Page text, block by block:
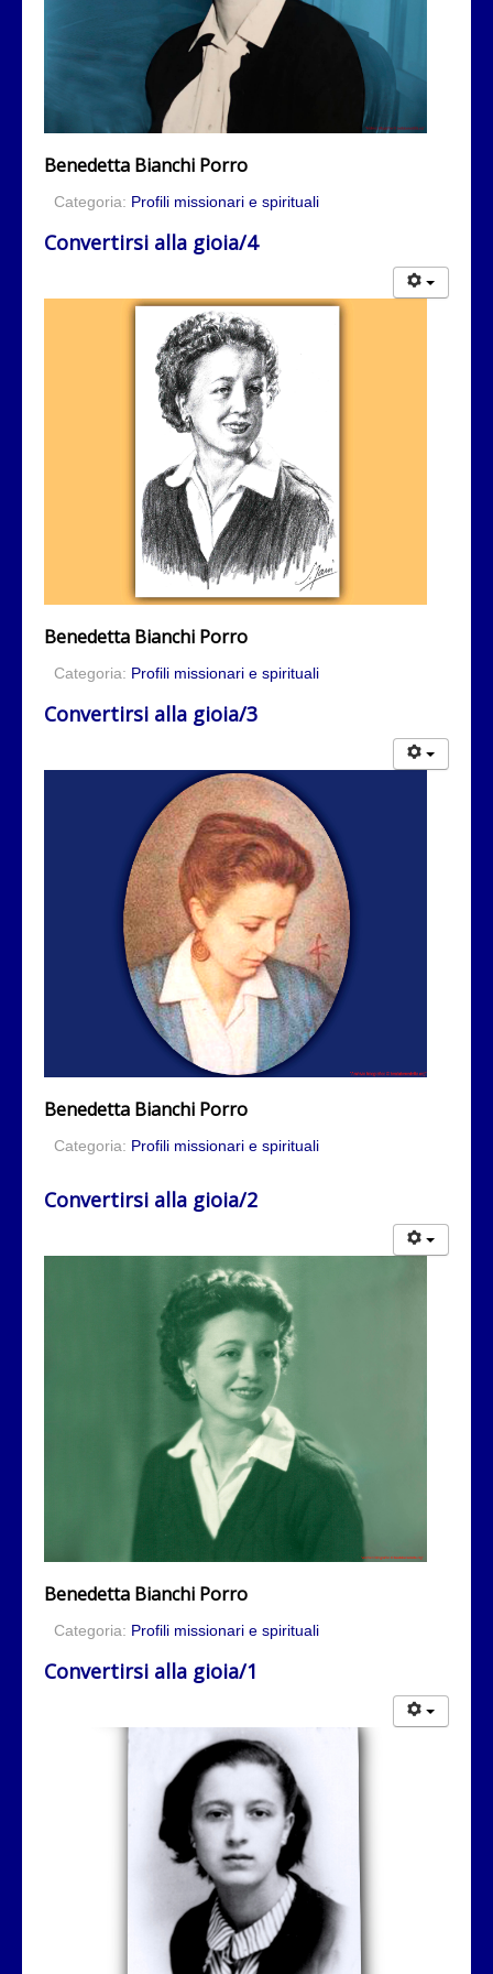
Benedetta Bianchi Porro
Categoria: Profili missionari e spirituali
Convertirsi alla gioia/4
Benedetta Bianchi Porro
Categoria: Profili missionari e spirituali
Convertirsi alla gioia/3
Benedetta Bianchi Porro
Categoria: Profili missionari e spirituali
Convertirsi alla gioia/2
Benedetta Bianchi Porro
Categoria: Profili missionari e spirituali
Convertirsi alla gioia/1